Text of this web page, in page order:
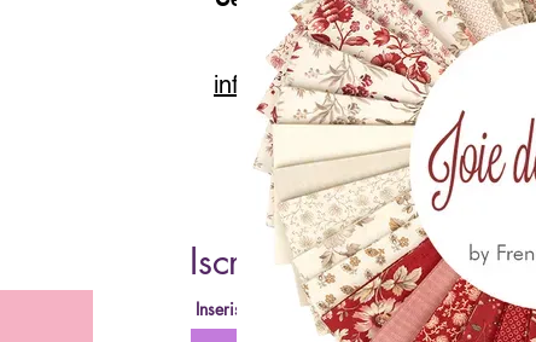
info@lacartareccia.com
Iscriviti alla Newsletter
Inserisci la tua Email